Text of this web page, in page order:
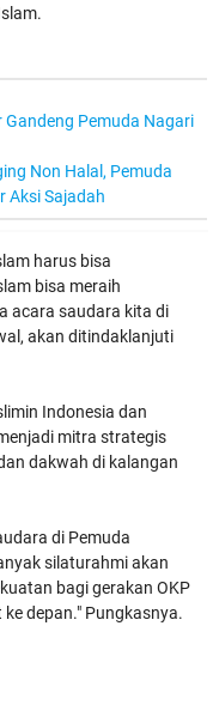
Pemuda Nagari
Non Halal, Pemuda
Aksi Sajadah
harus bisa
bisa meraih
acara saudara kita di
akan ditindaklanjuti
Indonesia dan
mitra strategis
dakwah di kalangan
di Pemuda
silaturahmi akan
bagi gerakan OKP
depan." Pungkasnya.